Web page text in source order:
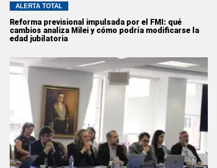
ALERTA TOTAL
Reforma previsional impulsada por el FMI: qué
cambios analiza Milei y cómo podría modificarse la
edad jubilatoria